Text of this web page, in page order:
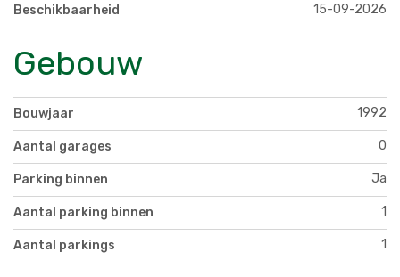
Beschikbaarheid 15-09-2026
Gebouw
Bouwjaar 1992
Aantal garages 0
Parking binnen Ja
Aantal parking binnen 1
Aantal parkings 1